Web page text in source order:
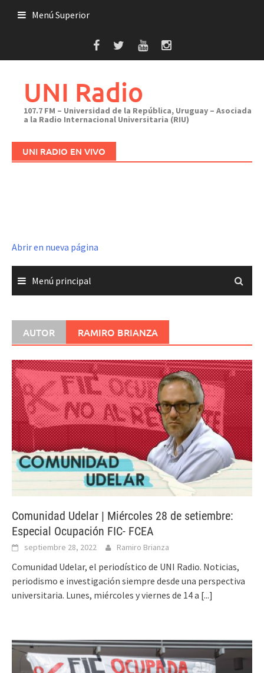
Menú Superior
UNI Radio
107.7 FM – Universidad de la República, Uruguay – Asociada
a la Radio Internacional Universitaria (RIU)
UNI RADIO EN VIVO
Abrir en nueva página
Menú principal
AUTOR RAMIRO BRIANZA
Comunidad Udelar | Miércoles 28 de setiembre:
Especial Ocupación FIC- FCEA
septiembre 28, 2022 Ramiro Brianza
Comunidad Udelar, el periodístico de UNI Radio. Noticias,
periodismo e investigación siempre desde una perspectiva
universitaria. Lunes, miércoles y viernes de 14 a [...]